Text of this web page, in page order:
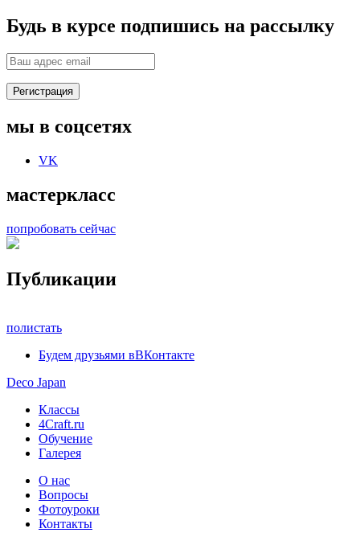
Будь в курсе подпишись на рассылку
мы в соцсетях
VK
мастеркласс
попробовать сейчас
Публикации
полистать
Будем друзьями вВКонтакте
Deco Japan
Классы
4Craft.ru
Обучение
Галерея
О нас
Вопросы
Фотоуроки
Контакты